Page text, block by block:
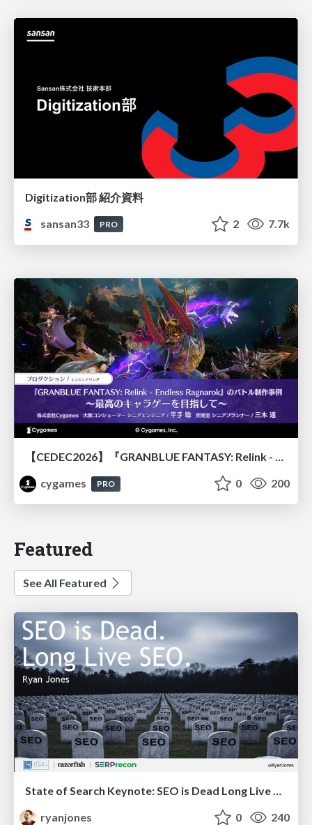
Digitization部 紹介資料
sansan33
PRO 2 7.7k
【CEDEC2026】『GRANBLUE FANTASY: Relink - Endless Ragnarok』のバトル制作事例 ～最高のキャラゲーを目指して～
cygames
PRO 0 200
Featured
See All Featured
State of Search Keynote: SEO is Dead Long Live SEO
ryanjones
0 240